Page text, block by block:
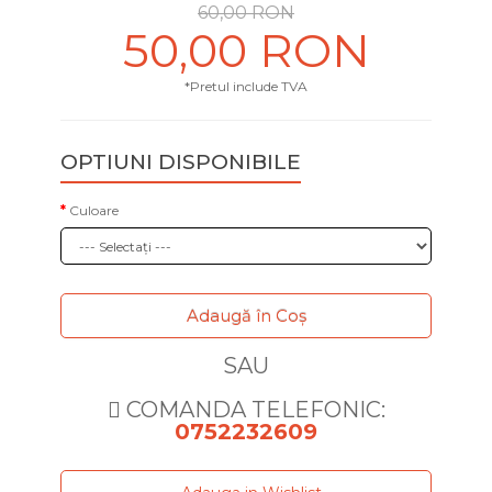
60,00 RON
50,00 RON
*Pretul include TVA
OPTIUNI DISPONIBILE
Culoare
Adaugă în Coş
SAU
COMANDA TELEFONIC:
0752232609